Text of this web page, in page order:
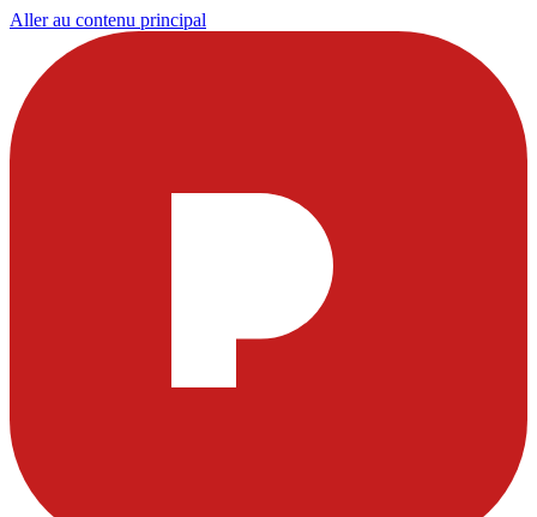
Aller au contenu principal